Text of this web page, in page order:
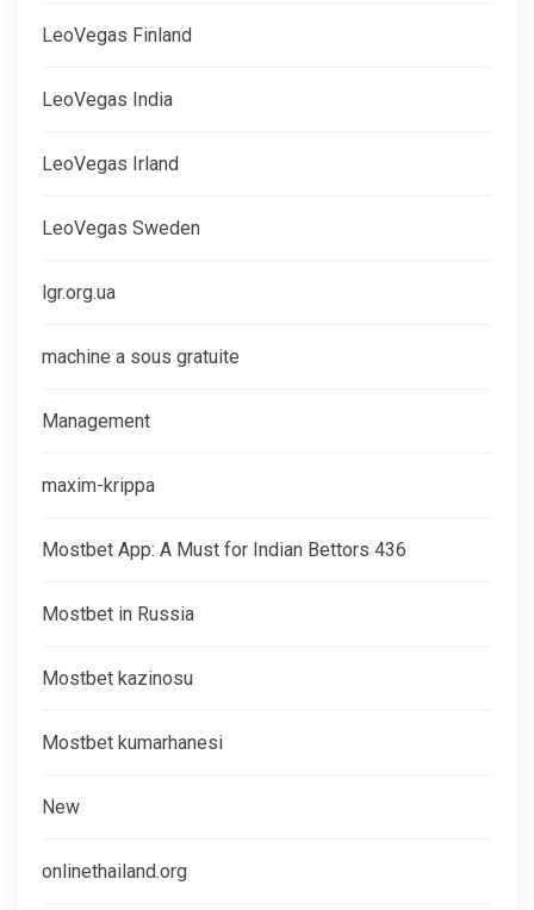
LeoVegas Finland
LeoVegas India
LeoVegas Irland
LeoVegas Sweden
lgr.org.ua
machine a sous gratuite
Management
maxim-krippa
Mostbet App: A Must for Indian Bettors 436
Mostbet in Russia
Mostbet kazinosu
Mostbet kumarhanesi
New
onlinethailand.org